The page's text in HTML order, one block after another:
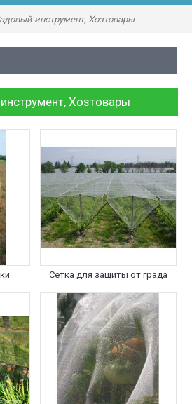
инструмент, Хозтовары
Хозтовары
Сетка для защиты от града